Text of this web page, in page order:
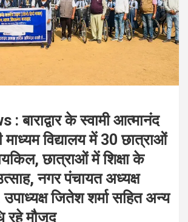
बाराद्वार के स्वामी आत्मानंद
माध्यम विद्यालय में 30 छात्राओं
छात्राओं में शिक्षा के
नगर पंचायत अध्यक्ष
उपाध्यक्ष जितेश शर्मा सहित अन्य
रहे मौजूद